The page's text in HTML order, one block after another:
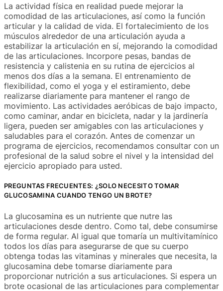
La actividad física en realidad puede mejorar la
comodidad de las articulaciones, así como la función
articular y la calidad de vida. El fortalecimiento de los
músculos alrededor de una articulación ayuda a
estabilizar la articulación en sí, mejorando la comodidad
de las articulaciones. Incorpore pesas, bandas de
resistencia y calistenia en su rutina de ejercicios al
menos dos días a la semana. El entrenamiento de
flexibilidad, como el yoga y el estiramiento, debe
realizarse diariamente para mantener el rango de
movimiento. Las actividades aeróbicas de bajo impacto,
como caminar, andar en bicicleta, nadar y la jardinería
ligera, pueden ser amigables con las articulaciones y
saludables para el corazón. Antes de comenzar un
programa de ejercicios, recomendamos consultar con un
profesional de la salud sobre el nivel y la intensidad del
ejercicio apropiado para usted.
PREGUNTAS FRECUENTES: ¿SOLO NECESITO TOMAR
GLUCOSAMINA CUANDO TENGO UN BROTE?
La glucosamina es un nutriente que nutre las
articulaciones desde dentro. Como tal, debe consumirse
de forma regular. Al igual que tomaría un multivitamínico
todos los días para asegurarse de que su cuerpo
obtenga todas las vitaminas y minerales que necesita, la
glucosamina debe tomarse diariamente para
proporcionar nutrición a sus articulaciones. Si espera un
brote ocasional de las articulaciones para complementar